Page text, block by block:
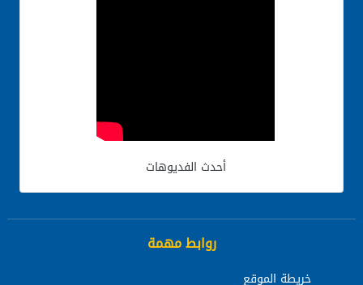
أحدث الفديوهات
روابط مهمة
خريطة الموقع